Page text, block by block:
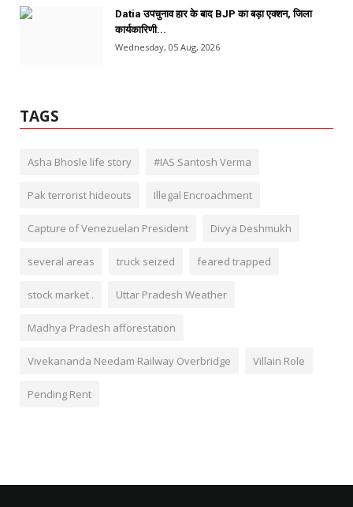
Datia उपचुनाव हार के बाद BJP का बड़ा एक्शन, जिला
कार्यकारिणी...
Wednesday, 05 Aug, 2026
TAGS
Asha Bhosle life story #IAS Santosh Verma
Pak terrorist hideouts Illegal Encroachment
Capture of Venezuelan President Divya Deshmukh
several areas truck seized feared trapped
stock market . Uttar Pradesh Weather
Madhya Pradesh afforestation
Vivekananda Needam Railway Overbridge Villain Role
Pending Rent